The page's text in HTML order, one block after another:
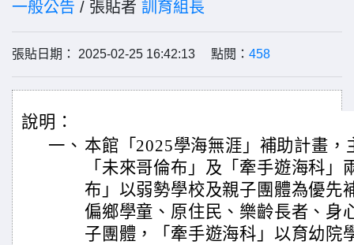
一般公告 / 張貼者 訓育組長
張貼日期： 2025-02-25 16:42:13 點閱： 458
說明：
一、 本館「2025學海無涯」補助計畫，
「未來哥倫布」及「牽手遊海科」
布」以弱勢學校及親子團體為優先
偏鄉學童、原住民、樂齡長者、身
子團體，「牽手遊海科」以育幼院